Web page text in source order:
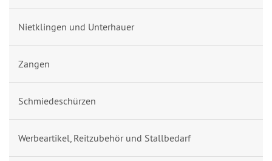
Nietklingen und Unterhauer
Zangen
Schmiedeschürzen
Werbeartikel, Reitzubehör und Stallbedarf